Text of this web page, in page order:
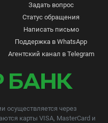
Задать вопрос
Статус обращения
Написать письмо
Поддержка в WhatsApp
Агентский канал в Telegram
осуществляется через
карты VISA, MasterCard и